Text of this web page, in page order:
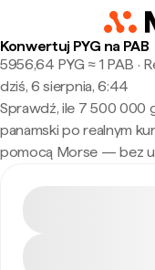
Konwertuj PYG na PAB
5956,64 PYG ≈ 1 PAB ·
dziś, 6 sierpnia, 6:44
Sprawdź, ile 7 500 000
panamski po realnym
pomocą Morse — bez